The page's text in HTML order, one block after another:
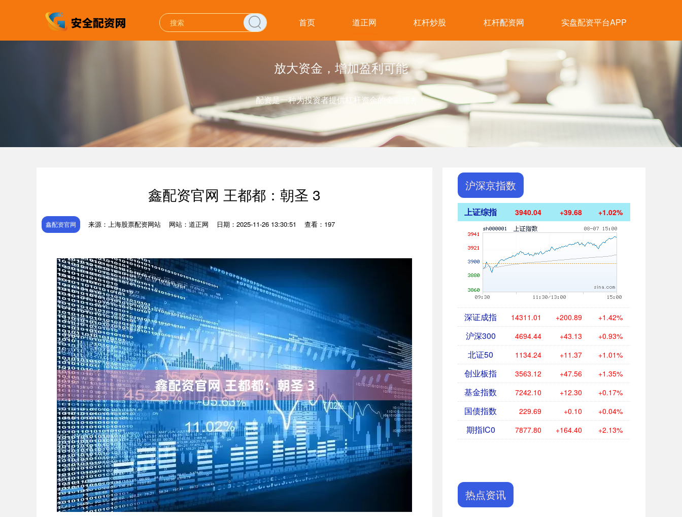
首页 道正网 杠杆炒股 杠杆配资网 实盘配资平台APP
放大资金，增加盈利可能
配资是一种为投资者提供杠杆资金的金融服务！
鑫配资官网 王都都：朝圣 3
鑫配资官网 来源：上海股票配资网站 网站：道正网 日期：2025-11-26 13:30:51 查看：197
沪深京指数
上证综指 3940.04 +39.68 +1.02%
深证成指 14311.01 +200.89 +1.42%
沪深300 4694.44 +43.13 +0.93%
北证50 1134.24 +11.37 +1.01%
创业板指 3563.12 +47.56 +1.35%
基金指数 7242.10 +12.30 +0.17%
国债指数 229.69 +0.10 +0.04%
期指IC0 7877.80 +164.40 +2.13%
热点资讯